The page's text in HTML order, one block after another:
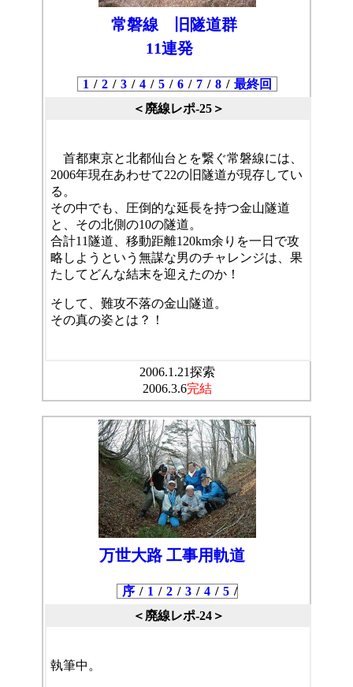
常磐線 旧隧道群
11連発
1 / 2 / 3 / 4 / 5 / 6 / 7 / 8 / 最終回
＜廃線レポ-25＞
首都東京と北都仙台とを繋ぐ常磐線には、
2006年現在あわせて22の旧隧道が現存してい
る。
その中でも、圧倒的な延長を持つ金山隧道
と、その北側の10の隧道。
合計11隧道、移動距離120km余りを一日で攻
略しようという無謀な男のチャレンジは、果
たしてどんな結末を迎えたのか！
そして、難攻不落の金山隧道。
その真の姿とは？！
2006.1.21探索
2006.3.6完結
万世大路 工事用軌道
序 / 1 / 2 / 3 / 4 / 5 /
＜廃線レポ-24＞
執筆中。